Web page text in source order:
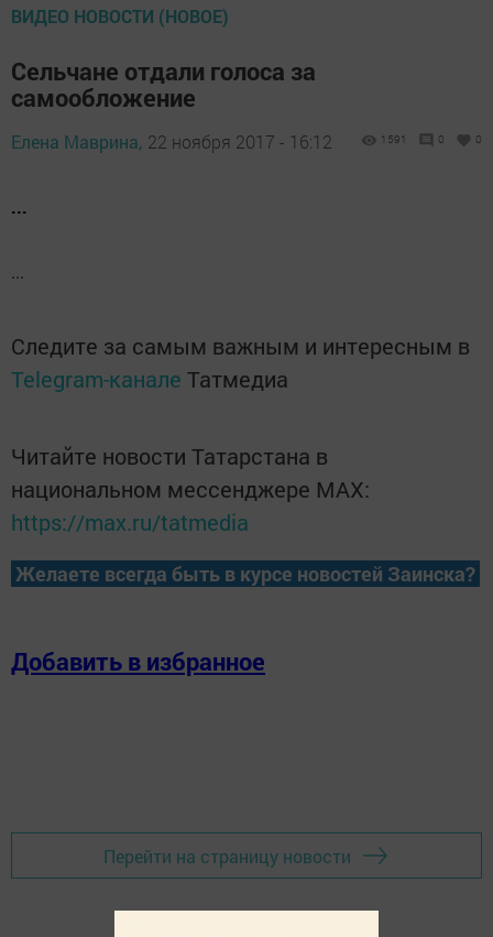
ВИДЕО НОВОСТИ (НОВОЕ)
Сельчане отдали голоса за
самообложение
Елена Маврина, 22 ноября 2017 - 16:12 1591 0 0
...
...
Следите за самым важным и интересным в
Telegram-канале Татмедиа
Читайте новости Татарстана в
национальном мессенджере MАХ:
https://max.ru/tatmedia
Желаете всегда быть в курсе новостей Заинска?
Добавить в избранное
Перейти на страницу новости